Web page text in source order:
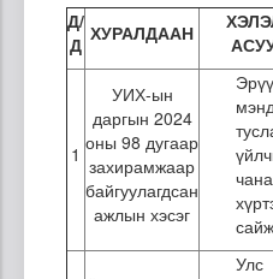
Д/
Д ХУРАЛДААН
1
УИХ-ын
даргын 2024
оны 98 дугаар
захирамжаар
байгуулагдсан
ажлын хэсэг